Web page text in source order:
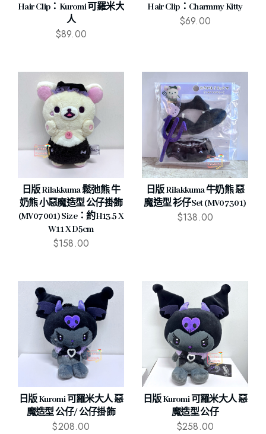
Hair Clip：Kuromi 可羅米大
人
$89.00
Hair Clip：Charmmy Kitty
$69.00
日版 Rilakkuma 鬆弛熊 牛
奶熊 小惡魔造型 公仔掛飾
(MV07001) Size：約H13.5 X
W11 X D5cm
$158.00
日版 Rilakkuma 牛奶熊 惡
魔造型 衫仔Set (MV07301)
$138.00
日版 Kuromi 可羅米大人 惡
魔造型 公仔/ 公仔掛飾
$208.00
日版 Kuromi 可羅米大人 惡
魔造型 公仔
$258.00